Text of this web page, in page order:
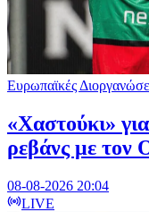
Ευρωπαϊκές
«Χαστούκι»
ρεβάνς με τον
08-08-2026 20:04
LIVE